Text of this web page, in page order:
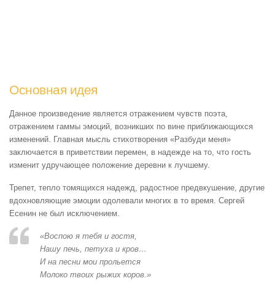
Основная идея
Данное произведение является отражением чувств поэта,
отражением гаммы эмоций, возникших по вине приближающихся
изменений. Главная мысль стихотворения «Разбуди меня»
заключается в приветствии перемен, в надежде на то, что гость
изменит удручающее положение деревни к лучшему.
Трепет, тепло томящихся надежд, радостное предвкушение, другие
вдохновляющие эмоции одолевали многих в то время. Сергей
Есенин не был исключением.
«Воспою я тебя и гостя,
Нашу печь, петуха и кров…
И на песни мои прольется
Молоко твоих рыжих коров.»